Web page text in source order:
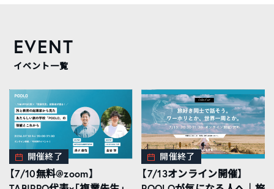
EVENT
イベント一覧
開催終了
【7/10無料@zoom】
開催終了
【7/13オンライン開催】